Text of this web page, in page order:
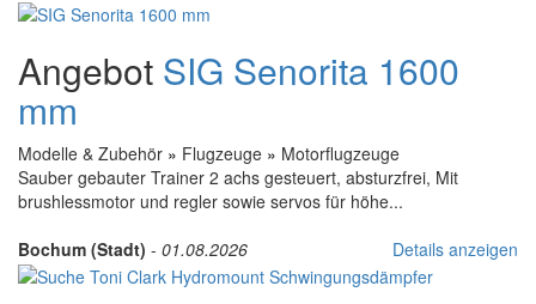
Angebot SIG Senorita 1600
mm
Modelle & Zubehör » Flugzeuge » Motorflugzeuge
Sauber gebauter Trainer 2 achs gesteuert, absturzfrei, Mit
brushlessmotor und regler sowie servos für höhe...
Bochum (Stadt) - 01.08.2026 Details anzeigen